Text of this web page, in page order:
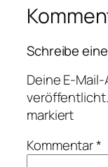
Schreibe
Deine E-
veröffentlicht.
markiert
Kommentar*